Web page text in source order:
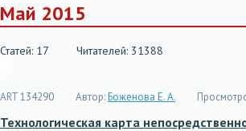
Май 2015
Статей: 17 Читателей: 31388
ART 134290 Автор:Боженова Е. А.
Технологическая карта